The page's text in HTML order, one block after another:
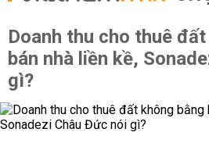
Doanh thu cho thuê
bán nhà liền kề,
gì?